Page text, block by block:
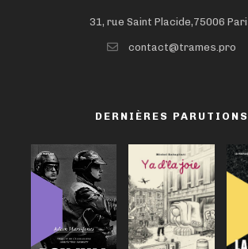
31, rue Saint Placide,75006
contact@trames.pro
DERNIÈRES PARUTIONS